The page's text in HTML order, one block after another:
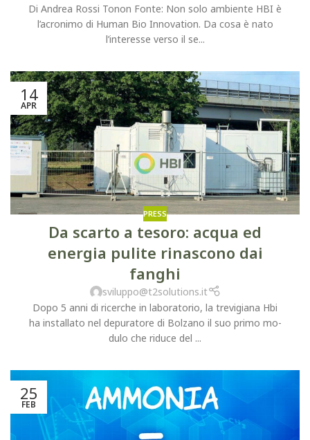
Di Andrea Rossi Tonon Fonte: Non solo ambiente HBI è
l’acronimo di Human Bio Innovation. Da cosa è nato
l’interesse verso il se...
14
APR
PRESS
Da scarto a tesoro: acqua ed
energia pulite rinascono dai
fanghi
sviluppo@t2solutions.it
Dopo 5 anni di ricerche in la­boratorio, la trevigiana Hbi
ha installato nel depuratore di Bolzano il suo primo mo­
dulo che riduce del ...
25
FEB